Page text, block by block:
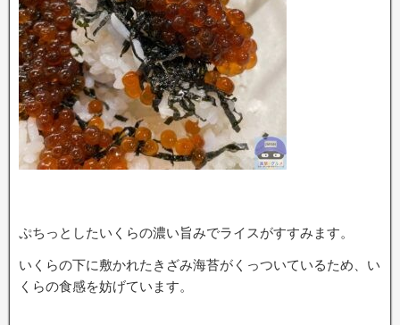
ぷちっとしたいくらの濃い旨みでライスがすすみます。
いくらの下に敷かれたきざみ海苔がくっついているため、い
くらの食感を妨げています。